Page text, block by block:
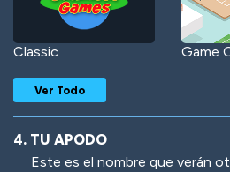
Classic Game
Ver Todo
4. TU APODO
Este es el nombre que verán